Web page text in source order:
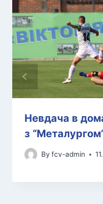
Невдача в
з
By fcv-admin